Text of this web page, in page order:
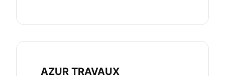
AZUR TRAVAUX